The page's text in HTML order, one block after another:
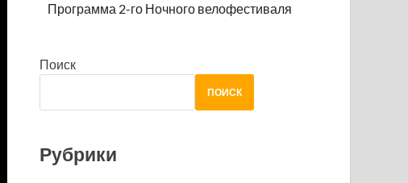
Программа 2-го Ночного велофестиваля
Поиск
ПОИСК
Рубрики